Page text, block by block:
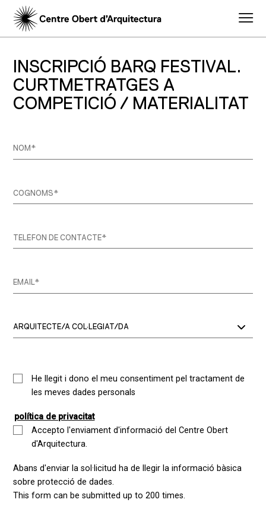
INSCRIPCIÓ BARQ FESTIVAL.
CURTMETRATGES A
COMPETICIÓ / MATERIALITAT
He llegit i dono el meu consentiment pel tractament de
les meves dades personals
política de privacitat
Accepto l'enviament d'informació del Centre Obert
d'Arquitectura.
Abans d'enviar la sol·licitud ha de llegir la informació bàsica
sobre protecció de dades.
This form can be submitted up to 200 times.